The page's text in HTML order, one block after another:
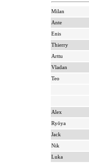
Milan
Ante
Enis
Thierry
Arttu
Vladan
Teo
Alex
Ryōya
Jack
Nik
Luka